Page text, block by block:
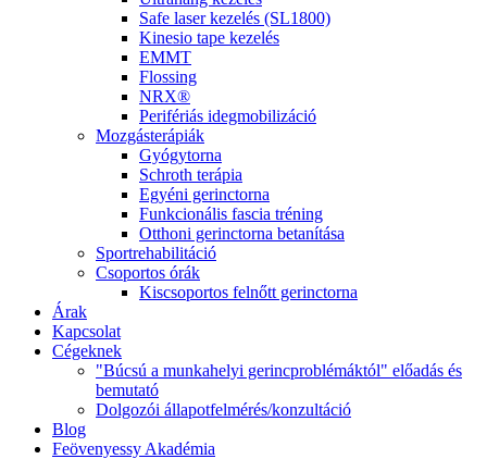
Safe laser kezelés (SL1800)
Kinesio tape kezelés
EMMT
Flossing
NRX®
Perifériás idegmobilizáció
Mozgásterápiák
Gyógytorna
Schroth terápia
Egyéni gerinctorna
Funkcionális fascia tréning
Otthoni gerinctorna betanítása
Sportrehabilitáció
Csoportos órák
Kiscsoportos felnőtt gerinctorna
Árak
Kapcsolat
Cégeknek
"Búcsú a munkahelyi gerincproblémáktól" előadás és
bemutató
Dolgozói állapotfelmérés/konzultáció
Blog
Feövenyessy Akadémia